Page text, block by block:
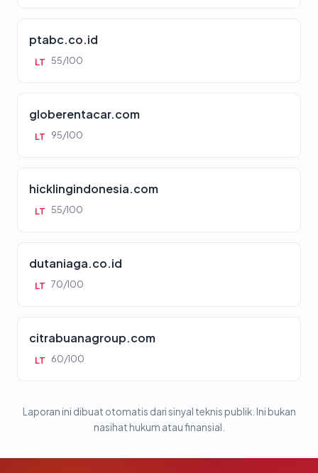
ptabc.co.id
LT 55/100
globerentacar.com
LT 95/100
hicklingindonesia.com
LT 55/100
dutaniaga.co.id
LT 70/100
citrabuanagroup.com
LT 60/100
Laporan ini dibuat otomatis dari sinyal teknis publik. Ini bukan
nasihat hukum atau finansial.